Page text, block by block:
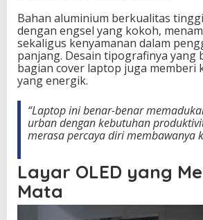
Bahan aluminium berkualitas
dengan engsel yang kokoh,
sekaligus kenyamanan dalam
panjang. Desain tipografinya yang
bagian cover laptop juga memberi
yang energik.
“Laptop ini benar-benar
urban dengan kebutuhan
merasa percaya diri membawanya
Layar OLED yang
Mata